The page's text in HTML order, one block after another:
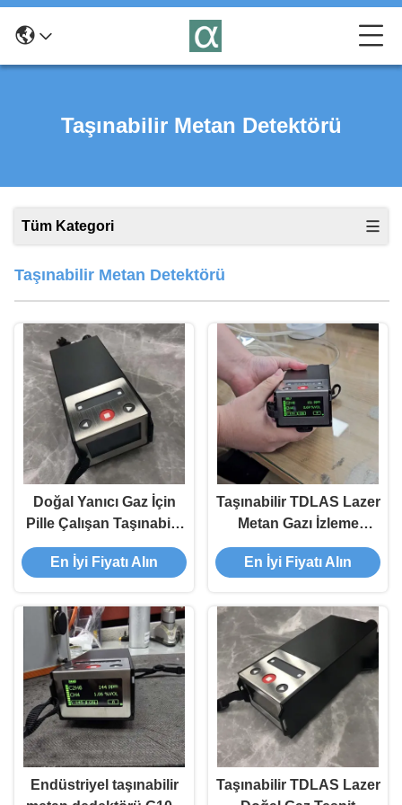
Taşınabilir Metan Detektörü
Tüm Kategori
Taşınabilir Metan Detektörü
Doğal Yanıcı Gaz İçin
Pille Çalışan Taşınabilir
Metan Dedektörü ODM
En İyi Fiyatı Alın
Taşınabilir TDLAS Lazer
Metan Gazı İzleme
Sistemi Dedektörü
G10E Exib IIC T4
En İyi Fiyatı Alın
Endüstriyel taşınabilir
Taşınabilir TDLAS Lazer